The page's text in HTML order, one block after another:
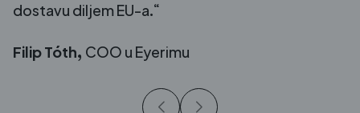
a.“
u Eyerimu